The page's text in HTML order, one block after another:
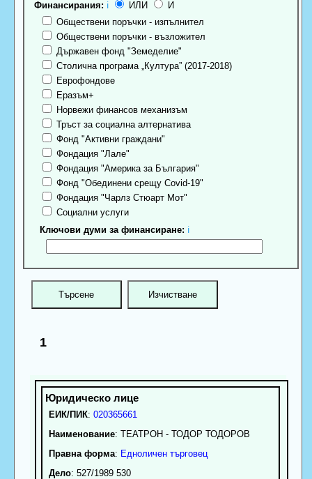
Финансирания: ℹ ИЛИ
И
Обществени поръчки - изпълнител
Обществени поръчки - възложител
Държавен фонд "Земеделие"
Столична програма „Култура” (2017-2018)
Еврофондове
Еразъм+
Норвежи финансов механизъм
Тръст за социална алтернатива
Фонд "Активни граждани"
Фондация "Лале"
Фондация "Америка за България"
Фонд "Обединени срещу Covid-19"
Фондация "Чарлз Стюарт Мот"
Социални услуги
Ключови думи за финансиране: ℹ
1
ЕИК/ПИК: 020365661
Наименование: ТЕАТРОН - ТОДОР ТОДОРОВ
Правна форма: Едноличен търговец
Дело: 527/1989 530